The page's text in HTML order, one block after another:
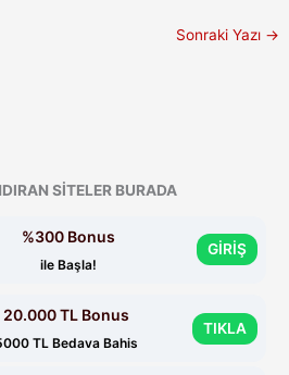
Sonraki Yazı →
SİTELER BURADA
%300 Bonus
ile Başla!
GİRİŞ
20.000 TL Bonus
TL Bedava Bahis
TIKLA